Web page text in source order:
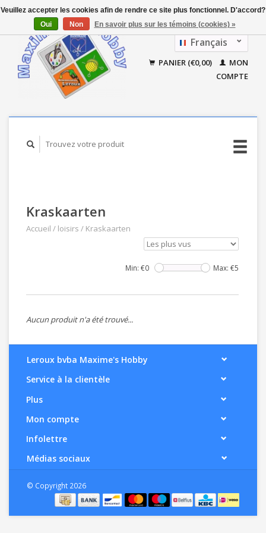
Français
Nederlands
PANIER (€0,00)
MON
COMPTE
Kraskaarten
Accueil / loisirs / Kraskaarten
Min: €0 Max: €5
Aucun produit n'a été trouvé...
Leroux bvba Maxime's Hobby
Service à la clientèle
Plus
Mon compte
Infolettre
Médias sociaux
© Copyright 2026
Veuillez accepter les cookies afin de rendre ce site plus fonctionnel. D'accord?
Oui
Non En savoir plus sur les témoins (cookies) »